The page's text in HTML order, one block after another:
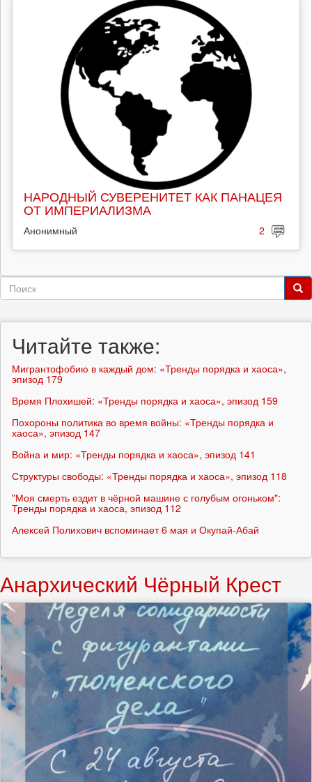
НАРОДНЫЙ СУВЕРЕНИТЕТ КАК ПАНАЦЕЯ
ОТ ИМПЕРИАЛИЗМА
Анонимный 2
Форма
Читайте также:
Мигрантофобию в каждый дом: «Тренды порядка и хаоса»,
эпизод 179
Время Плохишей: «Тренды порядка и хаоса», эпизод 159
Похороны политика во время войны: «Тренды порядка и
хаоса», эпизод 147
Война и мир: «Тренды порядка и хаоса», эпизод 141
Структуры свободы: «Тренды порядка и хаоса», эпизод 118
"Моя смерть ездит в чёрной машине с голубым огоньком":
Тренды порядка и хаоса, эпизод 112
Алексей Полихович вспоминает 6 мая и Окупай-Абай
Анархический Чёрный Крест